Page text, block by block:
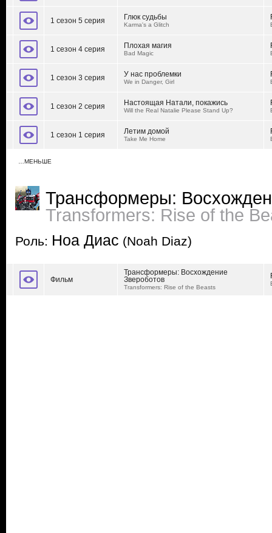
1 сезон 5 серия Глюк судьбы
Karma's a Glitch
1 сезон 4 серия Плохая магия
Bad Magic
1 сезон 3 серия У нас проблемки
We in Danger, Girl
1 сезон 2 серия Настоящая Натали, покажись
Will the Real Natalie Please Stand Up?
1 сезон 1 серия Летим домой
Take Me Home
…МЕНЬШЕ
Трансформеры:
Transformers: Rise of the
Роль: Ноа Диас (Noah Diaz)
Фильм
Трансформеры: Восхождение
Звероботов
Transformers: Rise of the Beasts